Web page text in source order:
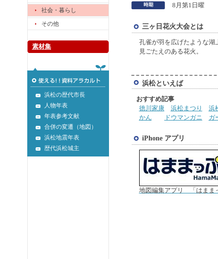
社会・暮らし
その他
素材集
浜松の歴代市長
人物年表
年表参考文献
合併の変遷（地図）
浜松地震年表
歴代浜松城主
時期 8月第1日曜
三ヶ日花火大会とは
孔雀が羽を広げたような湖
見ごたえのある花火。
浜松といえば
おすすめ記事
徳川家康
浜松まつり
浜
かん
ドウマンガニ ガ
iPhone アプリ
地図編集アプリ 「はまま